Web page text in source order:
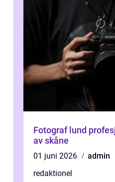
Fotograf lund profesjonell foto i hjertet
av skåne
01 juni 2026
admin
redaktionel